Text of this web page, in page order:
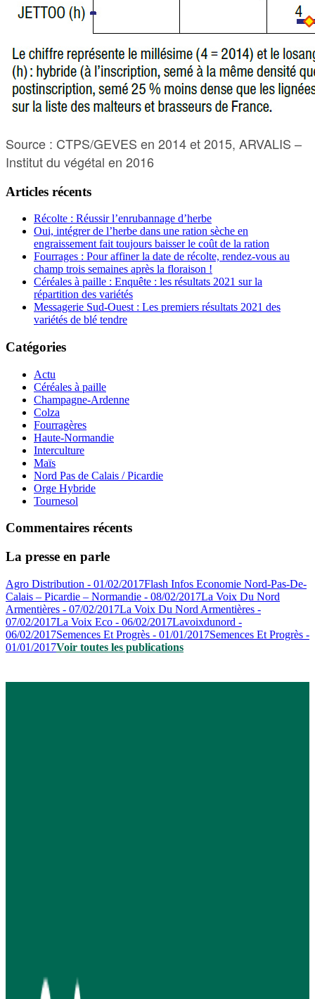
Source : CTPS/GEVES en 2014 et 2015, ARVALIS –
Institut du végétal en 2016
Articles récents
Récolte : Réussir l’enrubannage d’herbe
Oui, intégrer de l’herbe dans une ration sèche en
engraissement fait toujours baisser le coût de la ration
Fourrages : Pour affiner la date de récolte, rendez-vous au
champ trois semaines après la floraison !
Céréales à paille : Enquête : les résultats 2021 sur la
répartition des variétés
Messagerie Sud-Ouest : Les premiers résultats 2021 des
variétés de blé tendre
Catégories
Actu
Céréales à paille
Champagne-Ardenne
Colza
Fourragères
Haute-Normandie
Interculture
Maïs
Nord Pas de Calais / Picardie
Orge Hybride
Tournesol
Commentaires récents
La presse en parle
Agro Distribution - 01/02/2017Flash Infos Economie Nord-Pas-De-
Calais – Picardie – Normandie - 08/02/2017La Voix Du Nord
Armentières - 07/02/2017La Voix Du Nord Armentières -
07/02/2017La Voix Eco - 06/02/2017Lavoixdunord -
06/02/2017Semences Et Progrès - 01/01/2017Semences Et Progrès -
01/01/2017Voir toutes les publications